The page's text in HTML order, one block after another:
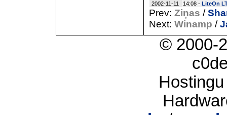
2002-11-11
14:08 - LiteOn
Prev: Ziņas /
Next: Winamp /
© 2000-